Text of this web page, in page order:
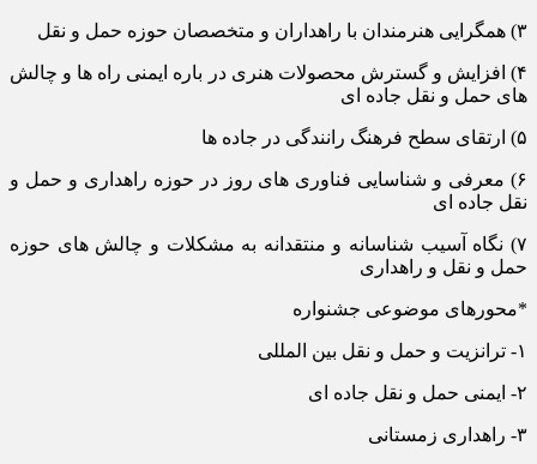
۳) همگرایی هنرمندان با راهداران و متخصصان حوزه حمل و نقل
۴) افزایش و گسترش محصولات هنری در باره ایمنی راه ها و چالش
های حمل و نقل جاده ای
۵) ارتقای سطح فرهنگ رانندگی در جاده ها
۶) معرفی و شناسایی فناوری های روز در حوزه راهداری و حمل و
نقل جاده ای
۷) نگاه آسیب شناسانه و منتقدانه به مشکلات و چالش های حوزه
حمل و نقل و راهداری
*محورهای موضوعی جشنواره
۱- ترانزیت و حمل و نقل بین المللی
۲- ایمنی حمل و نقل جاده ای
۳- راهداری زمستانی